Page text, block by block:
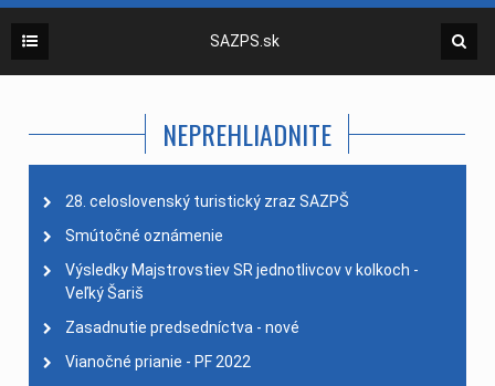
SAZPS.sk
NEPREHLIADNITE
28. celoslovenský turistický zraz SAZPŠ
Smútočné oznámenie
Výsledky Majstrovstiev SR jednotlivcov v kolkoch -
Veľký Šariš
Zasadnutie predsedníctva - nové
Vianočné prianie - PF 2022